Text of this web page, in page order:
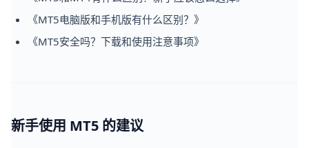
《MT5电脑版和手机版有什么区别？》
《MT5安全吗？下载和使用注意事项》
新手使用 MT5 的建议